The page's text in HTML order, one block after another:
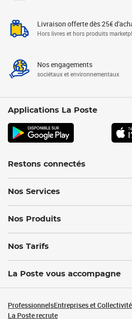
Livraison offerte dès 25€
Hors livres et hors produits
Nos engagements
sociétaux et environnementaux
Applications La Poste
Restons connectés
Nos Services
Nos Produits
Nos Tarifs
La Poste vous accompagne
ProfessionnelsEntreprises et
La Poste recrute